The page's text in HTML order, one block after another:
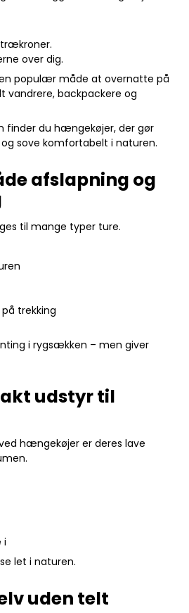
trækroner.
over dig.
populær måde at overnatte på
vandrere, backpackere og
finder du hængekøjer, der gør
sove komfortabelt i naturen.
afslapning og
til mange typer ture.
trekking
i rygsækken – men giver
udstyr til
hængekøjer er deres lave
i
let i naturen.
uden telt